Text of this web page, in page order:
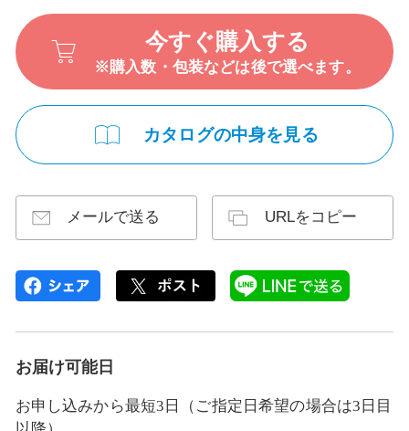
今すぐ購入する
※購入数・包装などは後で選べます。
カタログの中身を見る
メールで送る URLをコピー
お届け可能日
お申し込みから最短3日（ご指定日希望の場合は3日目